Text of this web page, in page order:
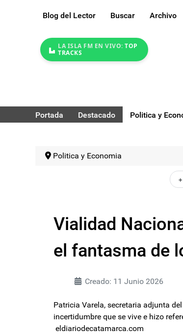
Blog del Lector Buscar Archivo
LA ISLA FM EN VIVO: TOP
TRACKS
Portada Destacado Politica y
Politica y Economia
Vialidad
el fantasma de
Creado: 11 Junio 2026
Patricia Varela, secretaria adjunta
incertidumbre que se vive e hizo
eldiariodecatamarca.com